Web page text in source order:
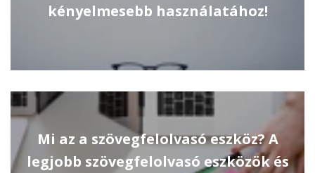
kényelmesebb használatához!
Mi az a szövegfelolvasó eszköz? A
legjobb szövegfelolvasó eszközök és